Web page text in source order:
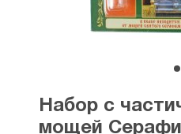
Набор с
мощей